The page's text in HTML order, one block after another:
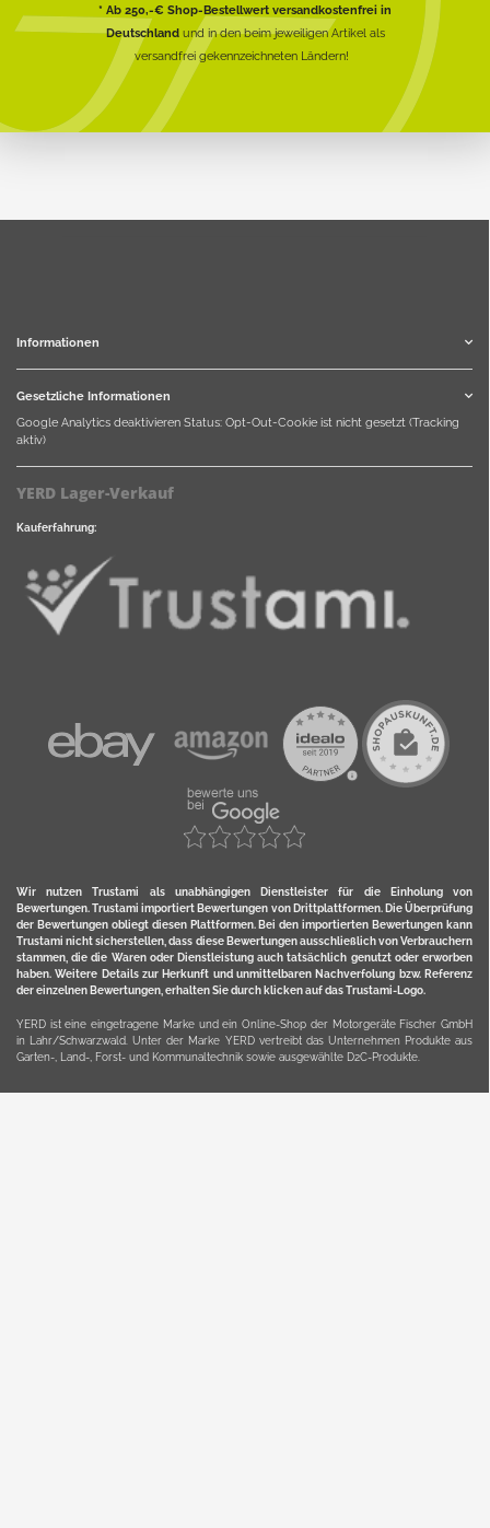
* Ab 250,-€ Shop-Bestellwert versandkostenfrei in
Deutschlandund in den beim jeweiligen Artikel als
versandfrei gekennzeichneten Ländern!
Informationen
Gesetzliche Informationen
Google Analytics deaktivieren Status: Opt-Out-Cookie ist nicht gesetzt (Tracking
aktiv)
YERD Lager-Verkauf
Kauferfahrung:
Wir nutzen Trustami als unabhängigen Dienstleister für die Einholung von
Bewertungen. Trustami importiert Bewertungen von Drittplattformen. Die Überprüfung
der Bewertungen obliegt diesen Plattformen. Bei den importierten Bewertungen kann
Trustami nicht sicherstellen, dass diese Bewertungen ausschließlich von Verbrauchern
stammen, die die Waren oder Dienstleistung auch tatsächlich genutzt oder erworben
haben. Weitere Details zur Herkunft und unmittelbaren Nachverfolung bzw. Referenz
der einzelnen Bewertungen, erhalten Sie durch klicken auf das Trustami-Logo.
YERD ist eine eingetragene Marke und ein Online-Shop der Motorgeräte Fischer GmbH
in Lahr/Schwarzwald. Unter der Marke YERD vertreibt das Unternehmen Produkte aus
Garten-, Land-, Forst- und Kommunaltechnik sowie ausgewählte D2C-Produkte.